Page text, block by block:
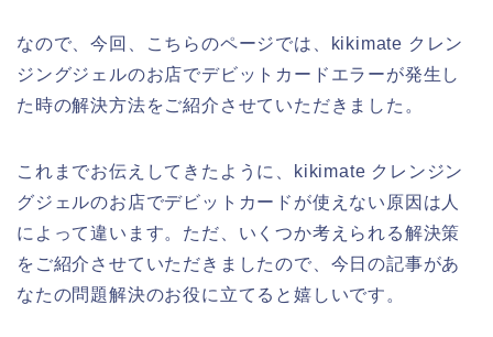
なので、今回、こちらのページでは、kikimate クレン
ジングジェルのお店でデビットカードエラーが発生し
た時の解決方法をご紹介させていただきました。
これまでお伝えしてきたように、kikimate クレンジン
グジェルのお店でデビットカードが使えない原因は人
によって違います。ただ、いくつか考えられる解決策
をご紹介させていただきましたので、今日の記事があ
なたの問題解決のお役に立てると嬉しいです。